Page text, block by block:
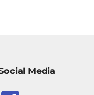
Media